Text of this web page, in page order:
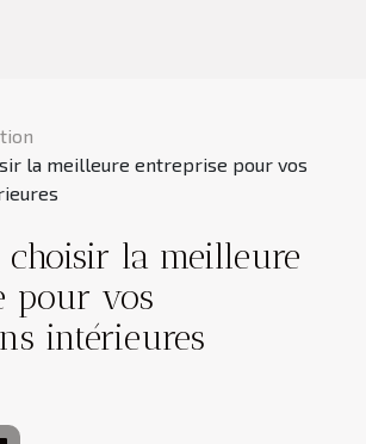
la meilleure entreprise pour vos
choisir la meilleure
pour vos
intérieures